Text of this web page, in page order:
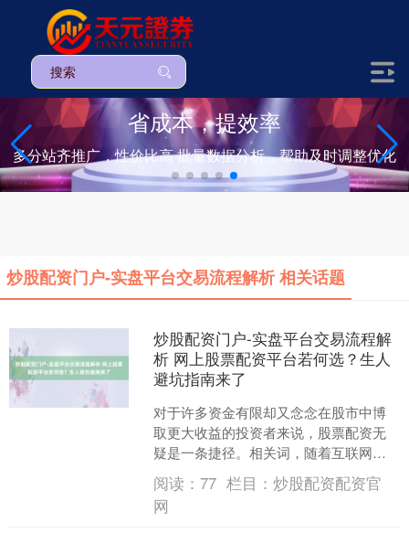
省成本，提效率
多分站齐推广，性价比高 批量数据分析，帮助及时调整优化
炒股配资门户-实盘平台交易流程解析 相关话题
炒股配资门户-实盘平台交易流程解
析 网上股票配资平台若何选？生人
避坑指南来了
对于许多资金有限却又念念在股市中博
取更大收益的投资者来说，股票配资无
疑是一条捷径。相关词，随着互联网的
进步，网上配资平台如浩如烟海般显
现，其中鱼龙夹杂，生人稍有....
阅读：77 栏目：炒股配资配资官
网